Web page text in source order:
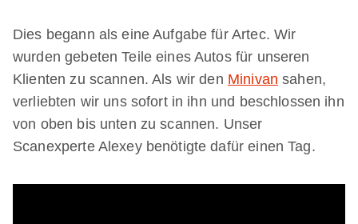
Dies begann als eine Aufgabe für Artec. Wir
wurden gebeten Teile eines Autos für unseren
Klienten zu scannen. Als wir den Minivan sahen,
verliebten wir uns sofort in ihn und beschlossen ihn
von oben bis unten zu scannen. Unser
Scanexperte Alexey benötigte dafür einen Tag.